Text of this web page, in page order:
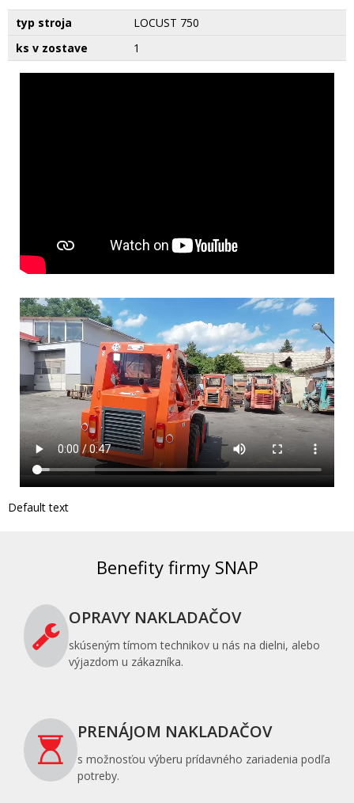
typ stroja
LOCUST 750
ks v zostave
1
Default text
Benefity firmy SNAP
OPRAVY NAKLADAČOV
skúseným tímom technikov u nás na dielni, alebo
výjazdom u zákazníka.
PRENÁJOM NAKLADAČOV
s možnosťou výberu prídavného zariadenia podľa
potreby.